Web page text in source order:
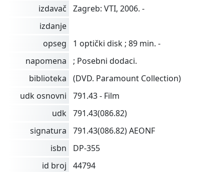
izdavač
Zagreb: VTI, 2006. -
izdanje
opseg
1 optički disk ; 89 min. -
napomena
; Posebni dodaci.
biblioteka
(DVD. Paramount Collection)
udk osnovni
791.43 - Film
udk 791.43(086.82)
signatura
791.43(086.82) AEONF
isbn
DP-355
id broj
44794